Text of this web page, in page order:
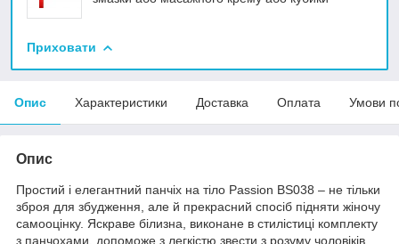
Приховати
Опис Характеристики Доставка Оплата Умови
Опис
Простий і елегантний панчіх на тіло Passion BS038 – не тільки
зброя для збудження, але й прекрасний спосіб підняти жіночу
самооцінку. Яскраве білизна, виконане в стилістиці комплекту
з панчохами, допоможе з легкістю звести з розуму чоловіків